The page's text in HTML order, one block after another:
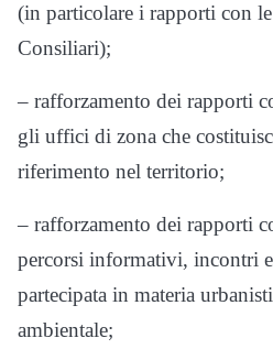
(in particolare i rapporti con
Consiliari);
– rafforzamento dei rapporti
gli uffici di zona che
riferimento nel territorio;
– rafforzamento dei rapporti
percorsi informativi, incontri
partecipata in materia
ambientale;